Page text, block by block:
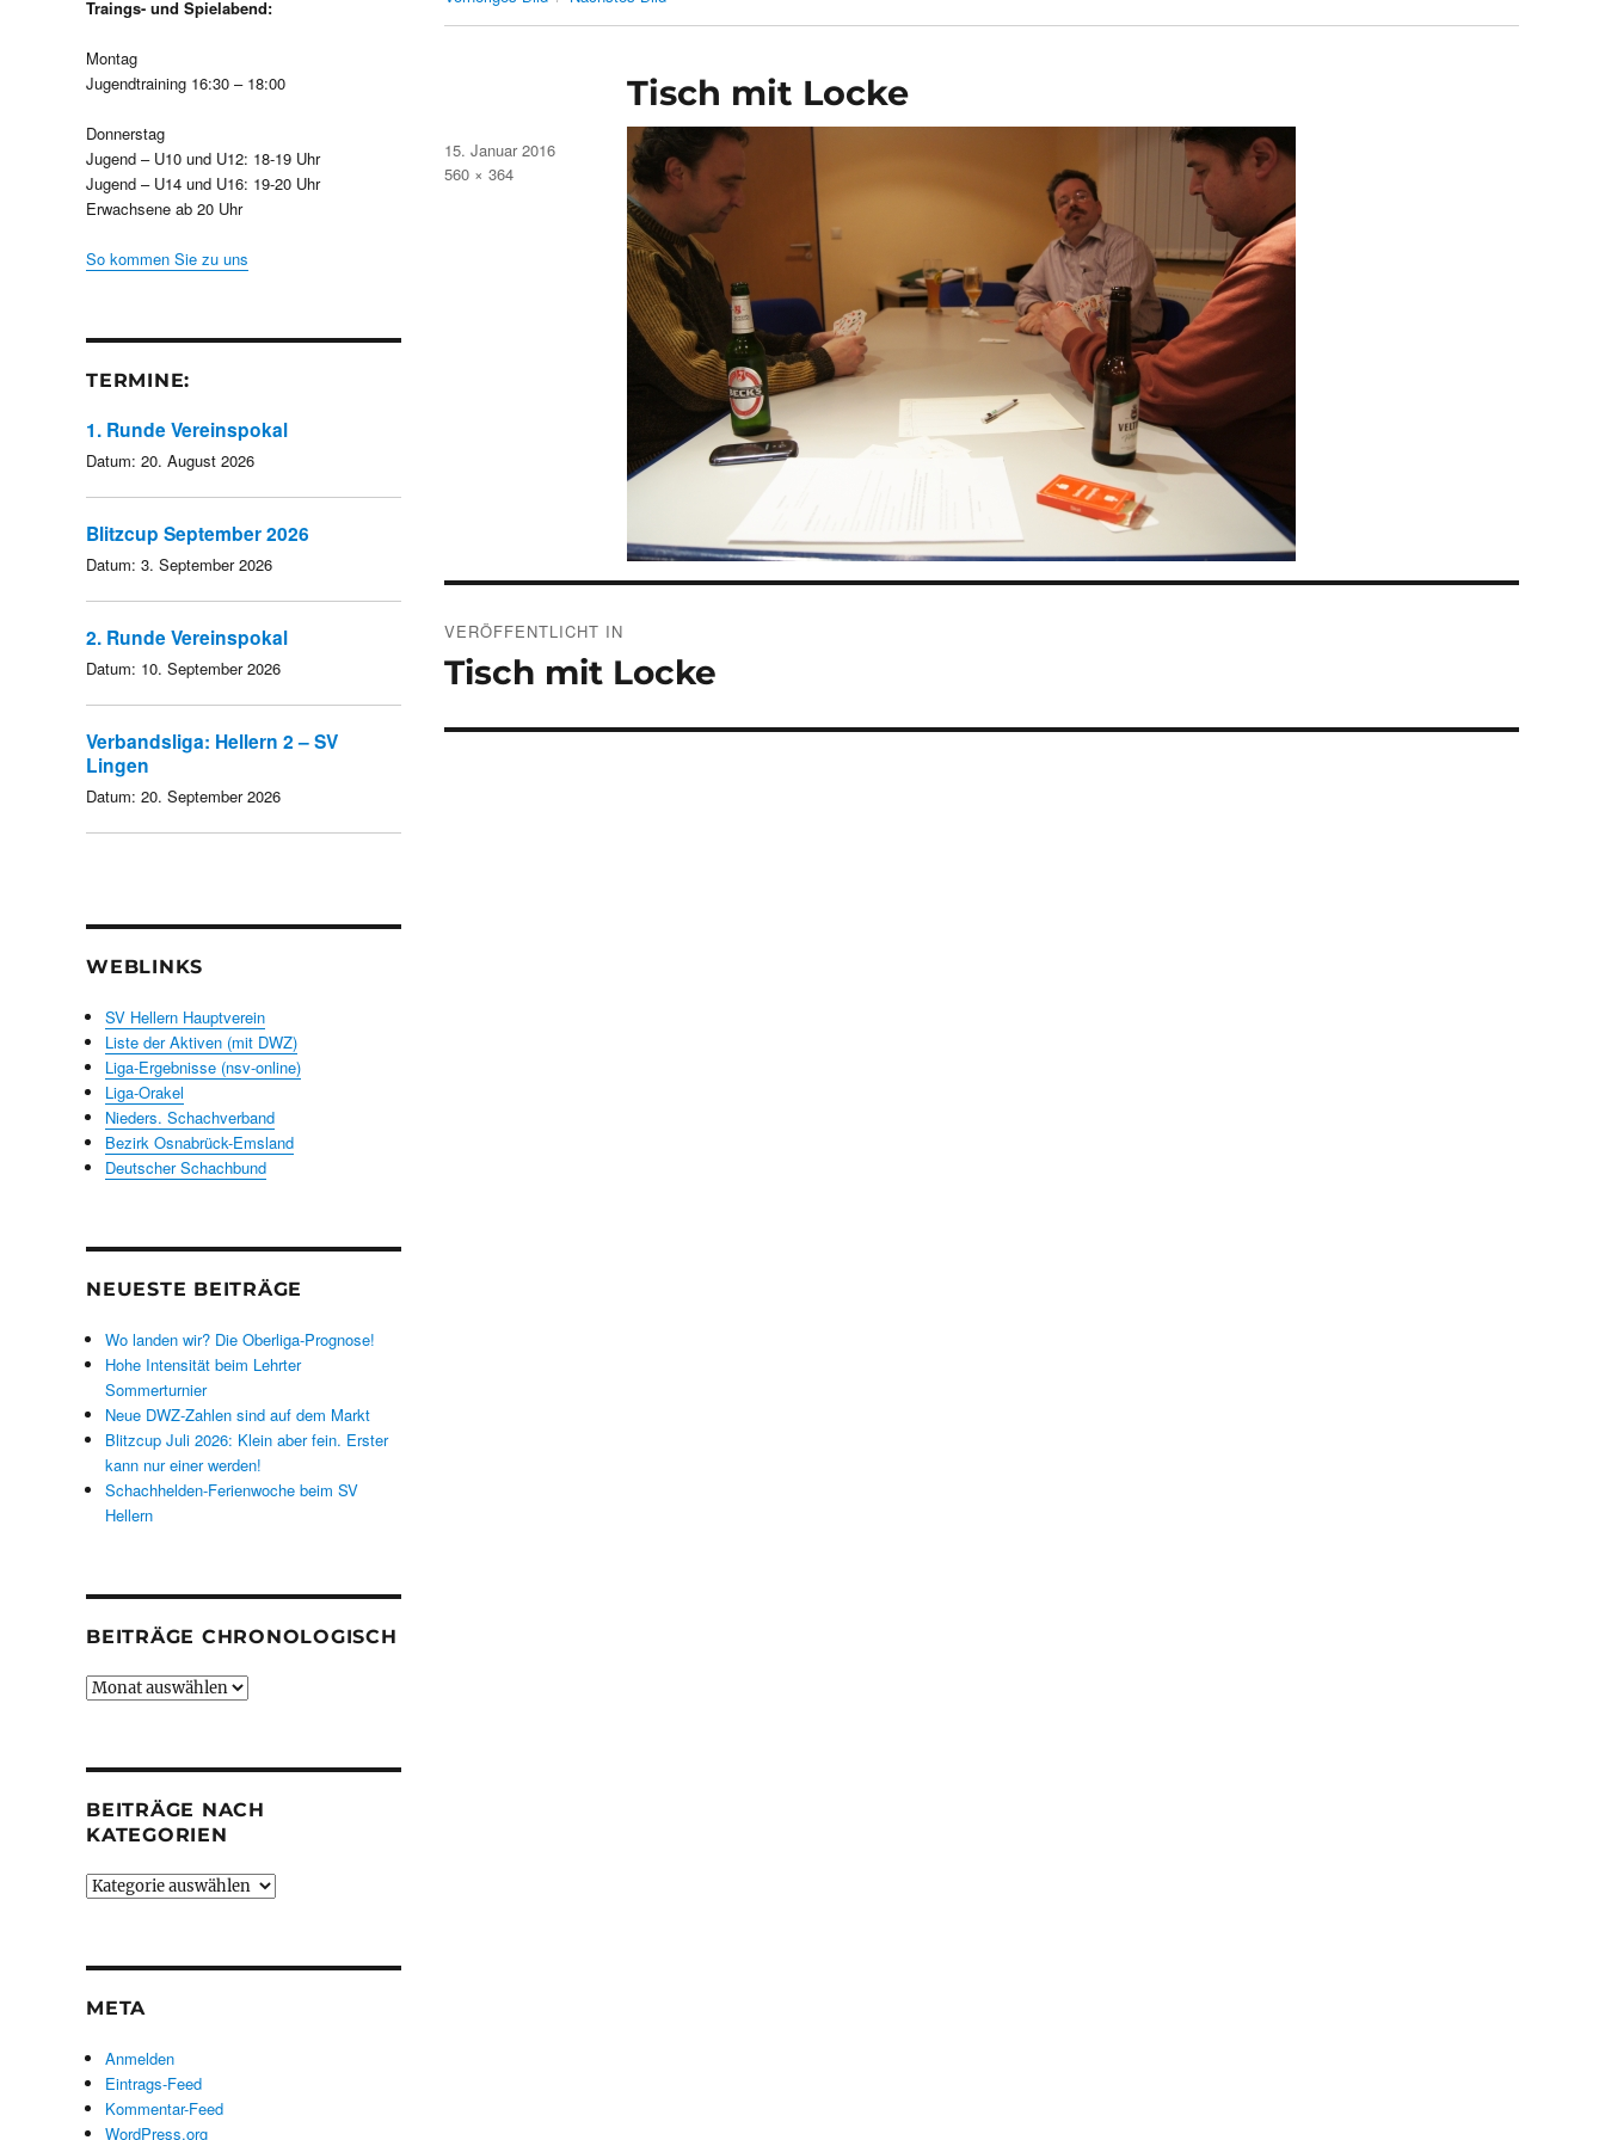
Tisch mit Locke
Veröffentlicht
am
15. Januar 2016
Volle
560 × 364
VERÖFFENTLICHT IN
Tisch mit Locke
Traings- und Spielabend:
Montag
Jugendtraining 16:30 – 18:00
Donnerstag
Jugend – U10 und U12: 18-19 Uhr
Jugend – U14 und U16: 19-20 Uhr
Erwachsene ab 20 Uhr
So kommen Sie zu uns
TERMINE:
1. Runde Vereinspokal
Datum: 20. August 2026
Blitzcup September 2026
Datum: 3. September 2026
2. Runde Vereinspokal
Datum: 10. September 2026
Verbandsliga: Hellern 2 – SV
Lingen
Datum: 20. September 2026
WEBLINKS
SV Hellern Hauptverein
Liste der Aktiven (mit DWZ)
Liga-Ergebnisse (nsv-online)
Liga-Orakel
Nieders. Schachverband
Bezirk Osnabrück-Emsland
Deutscher Schachbund
NEUESTE BEITRÄGE
Wo landen wir? Die Oberliga-Prognose!
Hohe Intensität beim Lehrter
Sommerturnier
Neue DWZ-Zahlen sind auf dem Markt
Blitzcup Juli 2026: Klein aber fein. Erster
kann nur einer werden!
Schachhelden-Ferienwoche beim SV
Hellern
BEITRÄGE CHRONOLOGISCH
Beiträge
BEITRÄGE NACH
KATEGORIEN
Beiträge
META
Anmelden
Eintrags-Feed
Kommentar-Feed
WordPress.org